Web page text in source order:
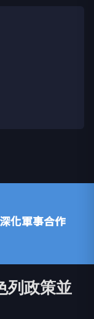
化軍事合作
列政策並